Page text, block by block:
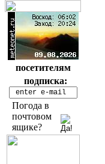
посетителям
подписка:
Погода в
почтовом
ящике?